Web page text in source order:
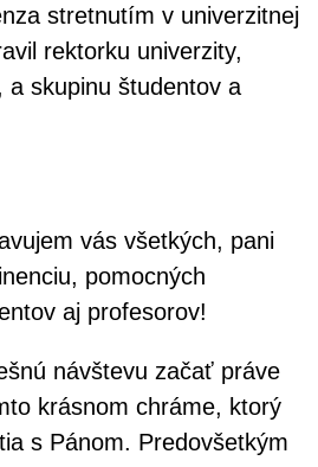
stretnutím v univerzitnej
rektorku univerzity,
a skupinu študentov a
vás všetkých, pani
pomocných
aj profesorov!
návštevu začať práve
krásnom chráme, ktorý
s Pánom. Predovšetkým